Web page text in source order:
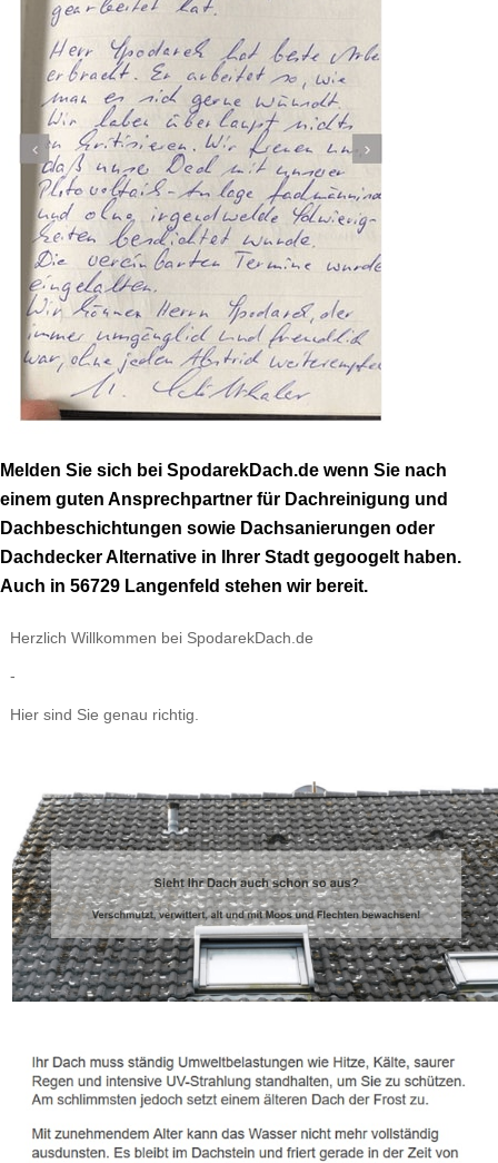
Melden Sie sich bei SpodarekDach.de wenn Sie nach
einem guten Ansprechpartner für Dachreinigung und
Dachbeschichtungen sowie Dachsanierungen oder
Dachdecker Alternative in Ihrer Stadt gegoogelt haben.
Auch in 56729 Langenfeld stehen wir bereit.
Herzlich Willkommen bei SpodarekDach.de
-
Hier sind Sie genau richtig.